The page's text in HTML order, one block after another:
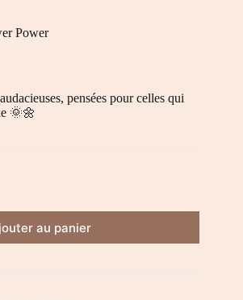
Power
pensées pour celles qui
🌞🌼
au panier